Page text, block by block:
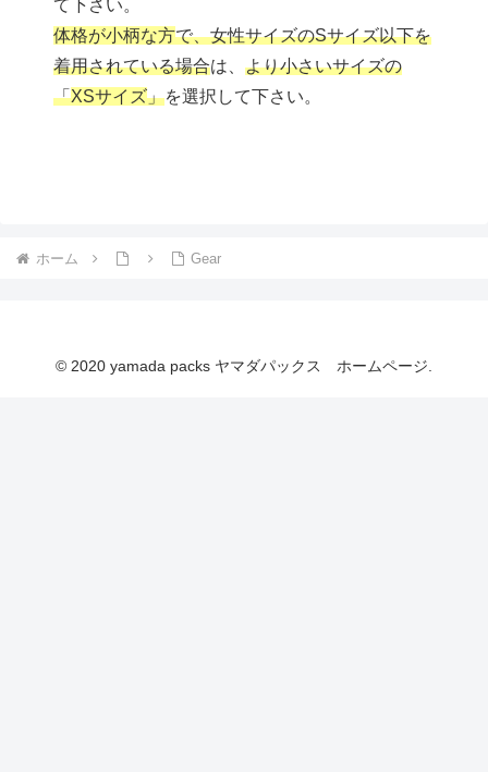
て下さい。
体格が小柄な方で、女性サイズのSサイズ以下を
着用されている場合は、より小さいサイズの
「XSサイズ」を選択して下さい。
ホーム Gear
© 2020 yamada packs ヤマダパックス ホームページ.